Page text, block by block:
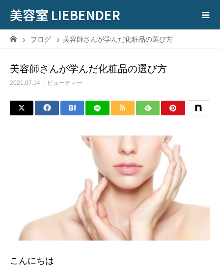
美容室 LIEBENDER
ブログ 美容師さんが学んだ化粧品の選び方
美容師さんが学んだ化粧品の選び方
2021.07.14 ビューティー
こんにちは